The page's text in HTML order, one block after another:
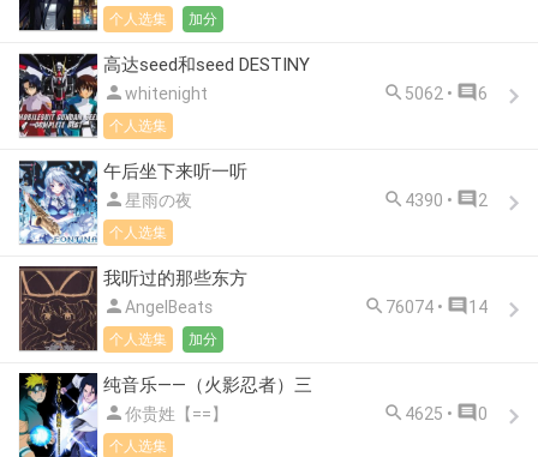
个人选集 加分
高达seed和seed DESTINY
whitenight  5062 •  6
个人选集
午后坐下来听一听
星雨の夜  4390 •  2
个人选集
我听过的那些东方
AngelBeats  76074 •  14
个人选集 加分
纯音乐——（火影忍者）三
你贵姓【==】  4625 •  0
个人选集